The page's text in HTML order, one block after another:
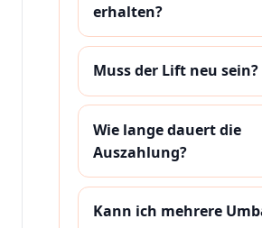
erhalten?
Muss der Lift neu sein?
Wie lange dauert die
Auszahlung?
Kann ich mehrere